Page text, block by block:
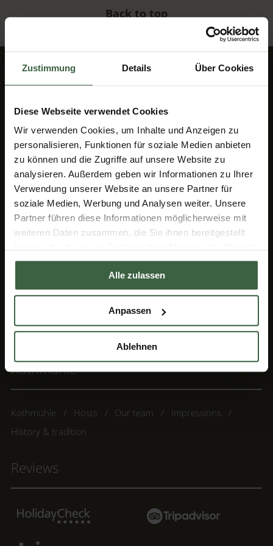
Zustimmung Details Über Cookies
Diese Webseite verwendet Cookies
Wir verwenden Cookies, um Inhalte und Anzeigen zu
personalisieren, Funktionen für soziale Medien anbieten
zu können und die Zugriffe auf unsere Website zu
analysieren. Außerdem geben wir Informationen zu Ihrer
Verwendung unserer Website an unsere Partner für
soziale Medien, Werbung und Analysen weiter. Unsere
Partner führen diese Informationen möglicherweise mit
weiteren Daten zusammen, die Sie ihnen bereitgestellt
gesammelt haben.
Alle zulassen
Anpassen
Ablehnen
Back to top
Contact
RelaxResort Kothmühle
Kothmühle 1
3364 Neuhofen an der Ybbs
Tel.: +43 7475 52112
office@kothmuehle.at
Service
Privacy policy
Data protection settings
Sitemap
Partner
Terms & conditions
Location & directions
German
Kothmühle
Kothmühle Hosts Our team
Impressions
History & tradition
Reviews